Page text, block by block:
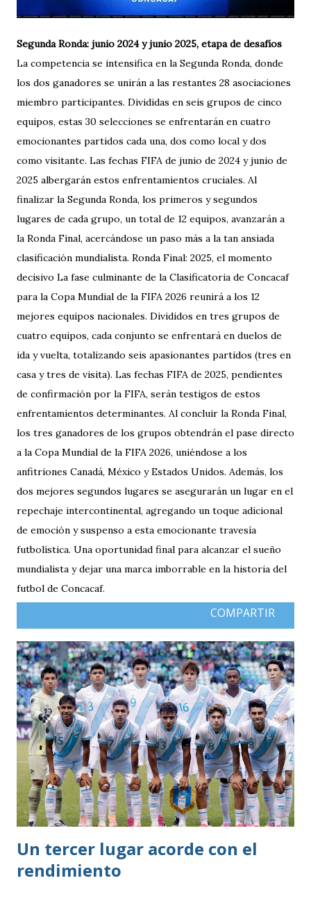
Segunda Ronda: junio 2024 y junio 2025, etapa de desafíos
La competencia se intensifica en la Segunda Ronda, donde
los dos ganadores se unirán a las restantes 28 asociaciones
miembro participantes. Divididas en seis grupos de cinco
equipos, estas 30 selecciones se enfrentarán en cuatro
emocionantes partidos cada una, dos como local y dos
como visitante. Las fechas FIFA de junio de 2024 y junio de
2025 albergarán estos enfrentamientos cruciales. Al
finalizar la Segunda Ronda, los primeros y segundos
lugares de cada grupo, un total de 12 equipos, avanzarán a
la Ronda Final, acercándose un paso más a la tan ansiada
clasificación mundialista. Ronda Final: 2025, el momento
decisivo La fase culminante de la Clasificatoria de Concacaf
para la Copa Mundial de la FIFA 2026 reunirá a los 12
mejores equipos nacionales. Divididos en tres grupos de
cuatro equipos, cada conjunto se enfrentará en duelos de
ida y vuelta, totalizando seis apasionantes partidos (tres en
casa y tres de visita). Las fechas FIFA de 2025, pendientes
de confirmación por la FIFA, serán testigos de estos
enfrentamientos determinantes. Al concluir la Ronda Final,
los tres ganadores de los grupos obtendrán el pase directo
a la Copa Mundial de la FIFA 2026, uniéndose a los
anfitriones Canadá, México y Estados Unidos. Además, los
dos mejores segundos lugares se asegurarán un lugar en el
repechaje intercontinental, agregando un toque adicional
de emoción y suspenso a esta emocionante travesía
futbolística. Una oportunidad final para alcanzar el sueño
mundialista y dejar una marca imborrable en la historia del
futbol de Concacaf.
COMPARTIR
Un tercer lugar acorde con el
rendimiento